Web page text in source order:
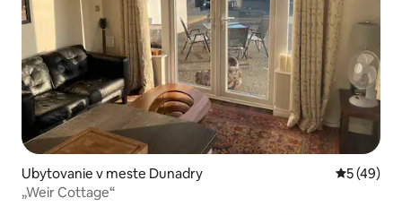
Ubytovanie v meste Dunadry
5 (49)
„Weir Cottage“